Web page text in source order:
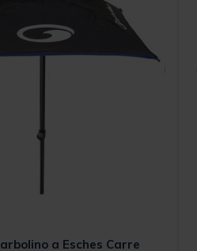
a Esches Carre